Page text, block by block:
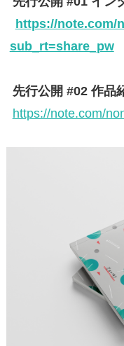
https://note.com/
sub_rt=share_pw
先行公開 #02 作品
https://note.com/